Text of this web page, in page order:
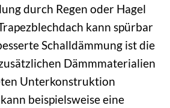
durch Regen oder Hagel
kann spürbar
Schalldämmung ist die
Dämmmaterialien
Unterkonstruktion
beispielsweise eine